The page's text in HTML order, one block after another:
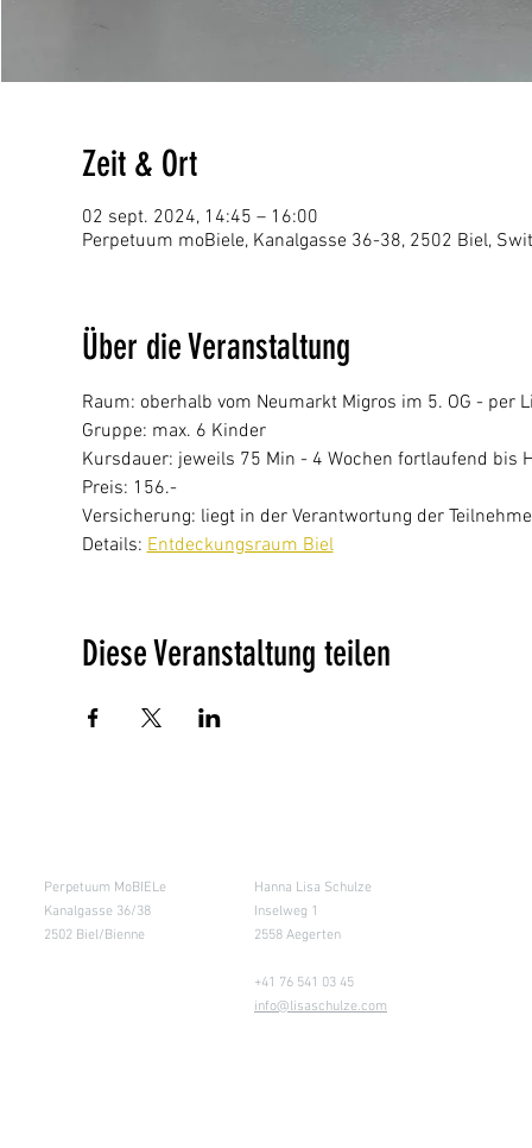
Zeit & Ort
02 sept. 2024, 14:45 – 16:00
Perpetuum moBiele, Kanalgasse 36-38, 2502 Biel,
Über die Veranstaltung
Raum: oberhalb vom Neumarkt Migros im 5. OG - per
Gruppe: max. 6 Kinder
Kursdauer: jeweils 75 Min - 4 Wochen fortlaufend bis
Preis: 156.-
Versicherung: liegt in der Verantwortung der
Details: Entdeckungsraum Biel
Diese Veranstaltung teilen
Perpetuum MoBIELe
Kanalgasse 36/38
2502 Biel/Bienne
Hanna Lisa Schulze
Inselweg 1
2558 Aegerten
+41 76 541 03 45
info@lisaschulze.com